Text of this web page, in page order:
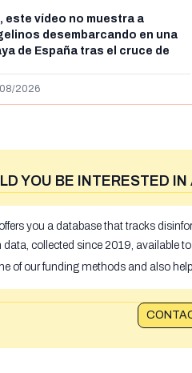
este vídeo no muestra a
desembarcando en una
de España tras el cruce de
de 2026: son imágenes de
2026
YOU BE INTERESTED
you a database that tracks
collected since 2019, available
of our funding methods and also